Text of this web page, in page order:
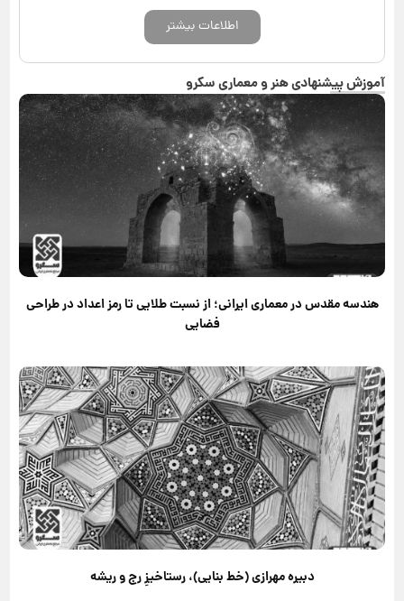
اطلاعات بیشتر
آموزش پیشنهادی هنر و معماری سکرو
هندسه مقدس در معماری ایرانی؛ از نسبت طلایی تا رمز اعداد در طراحی
فضایی
دبیره مهرازی (خط بنایی)، رستاخیزِ رج و ریشه